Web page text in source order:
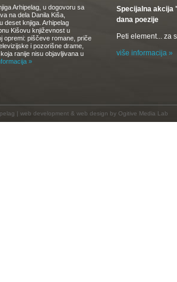
Arhipelag, u dogovoru sa
na dela Danila Kiša,
deset knjiga. Arhipelag
Kišovu književnost u
opremi: piščeve romane, priče
i pozorišne drame,
ranije nisu objavljivana u
»
Specijalna akcija
dana poezije
Peti element... za
više informacija »
| web development & web design by Ogitive Media Lab